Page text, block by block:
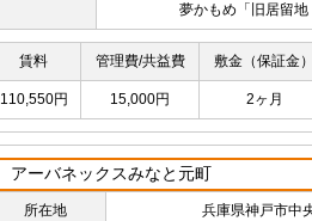
夢かもめ「旧居留
賃料 管理費/共益費 敷金（保証金）
110,550円 15,000円 2ヶ月
アーバネックスみなと元町
所在地 兵庫県神戸市中